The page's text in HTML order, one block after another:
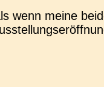
wenn meine